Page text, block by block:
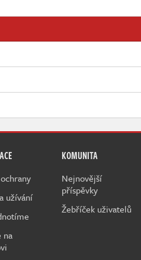
užívání
na
KOMUNITA
Nejnovější
příspěvky
Žebříček uživatelů